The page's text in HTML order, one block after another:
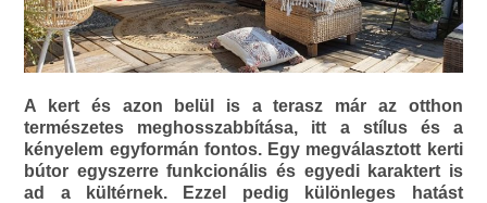
A kert és azon belül is a terasz már az otthon
természetes meghosszabbítása, itt a stílus és a
kényelem egyformán fontos. Egy megválasztott kerti
bútor egyszerre funkcionális és egyedi karaktert is
ad a kültérnek. Ezzel pedig különleges hatást